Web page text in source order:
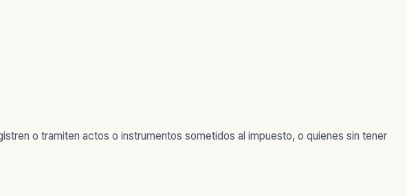
o tramiten actos o instrumentos sometidos al impuesto, o quienes sin tener